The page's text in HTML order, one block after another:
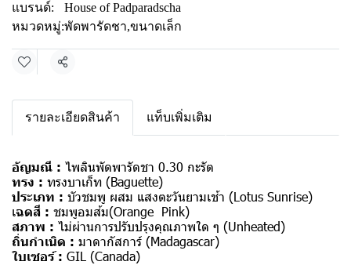
แบรนด์:
House of Padparadscha
หมวดหมู่:พัดพารัดชา,ขนาดเล็ก
แชร์
รายละเอียดสินค้า แท็บเพิ่มเติม
อัญมณี : ไพลินพัดพารัดชา 0.30 กะรัต
ทรง : ทรงบาเก็ท (Baguette)
ประเภท : บัวชมพู ผสม แสงตะวันยามเช้า (Lotus Sunrise)
เฉดสี : ชมพูอมส้ม(Orange Pink)
สภาพ : ไม่ผ่านการปรับปรุงคุณภาพใด ๆ (Unheated)
ถิ่นกำเนิด : มาดากัสการ์ (Madagascar)
ใบเซอร์ : GIL (Canada)